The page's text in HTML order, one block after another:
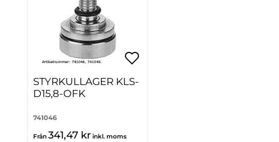
STYRKULLAGER KLS-
D15,8-OFK
741046
Från 341,47 kr inkl. moms